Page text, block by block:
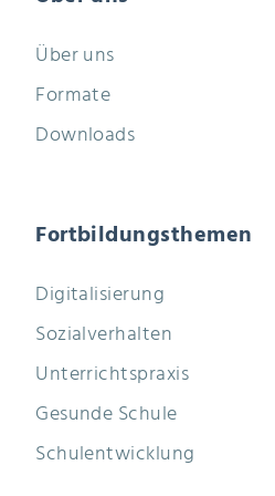
Über uns
Formate
Downloads
Fortbildungsthemen
Digitalisierung
Sozialverhalten
Unterrichtspraxis
Gesunde Schule
Schulentwicklung